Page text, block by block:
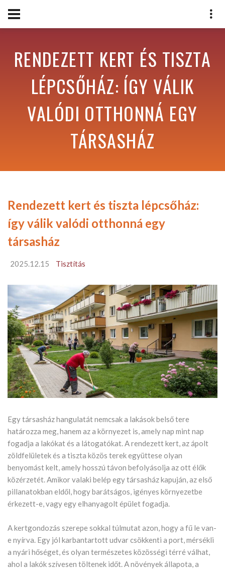
RENDEZETT KERT ÉS TISZTA
LÉPCSŐHÁZ: ÍGY VÁLIK
VALÓDI OTTHONNÁ EGY
TÁRSASHÁZ
Rendezett kert és tiszta lépcsőház:
így válik valódi otthonná egy
társasház
2025.12.15 Tisztítás
Egy társasház hangulatát nemcsak a lakások belső tere
határozza meg, hanem az a környezet is, amely nap mint nap
fogadja a lakókat és a látogatókat. A rendezett kert, az ápolt
zöldfelületek és a tiszta közös terek együttese olyan
benyomást kelt, amely hosszú távon befolyásolja az ott élők
közérzetét. Amikor valaki belép egy társasház kapuján, az első
pillanatokban eldől, hogy barátságos, igényes környezetbe
érkezett-e, vagy egy elhanyagolt épület fogadja.
A kertgondozás szerepe sokkal túlmutat azon, hogy a fű le van-
e nyírva. Egy jól karbantartott udvar csökkenti a port, mérsékli
a nyári hőséget, és olyan természetes közösségi térré válhat,
ahol a lakók szívesen töltenek időt. A növények állapota, a